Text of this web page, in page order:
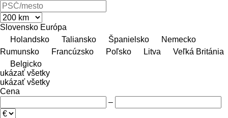
Slovensko Európa
Holandsko
Taliansko Španielsko
Nemecko
Rumunsko
Francúzsko Poľsko Litva
Veľká Británia
Belgicko
ukázať všetky
ukázať všetky
Cena
–